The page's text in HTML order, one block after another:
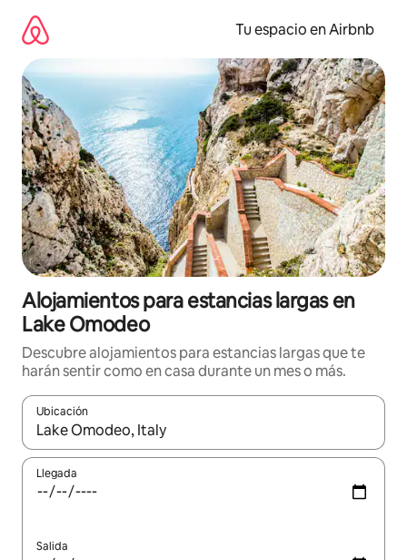
contenido
Tu espacio en Airbnb
Alojamientos para estancias largas en
Lake Omodeo
Descubre alojamientos para estancias largas que te
harán sentir como en casa durante un mes o más.
Ubicación
Cuando los resultados estén disponibles, podrás navegar
Llegada
Salida